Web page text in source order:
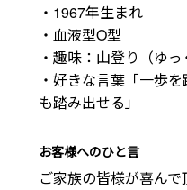
・1967年生まれ
・血液型O型
・趣味：山登り（ゆっ
・好きな言葉「一歩
も踏み出せる」
お客様へのひと言
ご家族の皆様が喜んで